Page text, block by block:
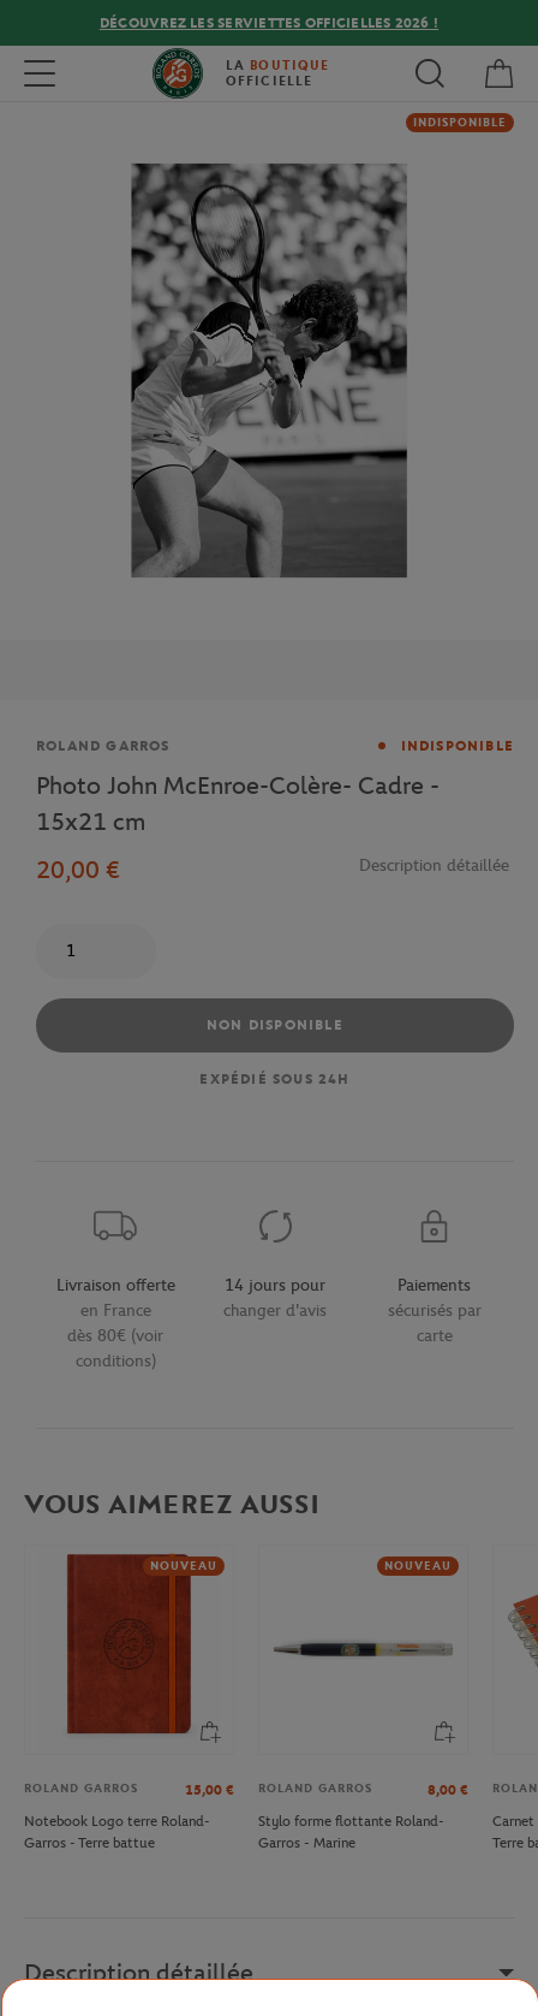
DÉCOUVREZ LES SERVIETTES OFFICIELLES 2026 !
Toggle navigation LA BOUTIQUE
OFFICIELLE
INDISPONIBLE
Marque
ROLAND GARROS INDISPONIBLE
Photo John McEnroe-Colère- Cadre -
15x21 cm
20,00 €
Description détaillée
NON DISPONIBLE
EXPÉDIÉ SOUS 24H
Livraison offerte
en France
dès 80€ (voir
conditions)
14 jours pour
changer d'avis
Paiements
sécurisés par
carte
VOUS AIMEREZ AUSSI
NOUVEAU
ROLAND GARROS 15,00 €
Notebook Logo terre Roland-
Garros - Terre battue
NOUVEAU
ROLAND GARROS 8,00 €
Stylo forme flottante Roland-
Garros - Marine
Carnet
Terre
Description détaillée